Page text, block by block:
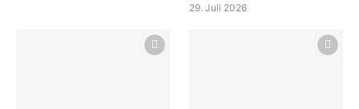
29. Juli 2026